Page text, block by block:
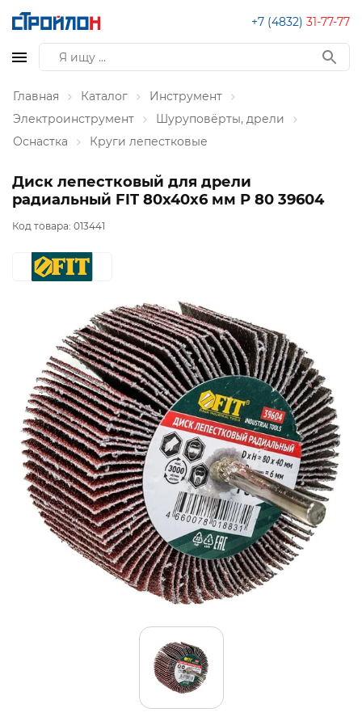
+7 (4832) 31-77-77
Главная Каталог
Инструмент
Электроинструмент
Шуруповёрты, дрели
Оснастка
Круги лепестковые
Диск лепестковый для дрели
радиальный FIT 80х40х6 мм Р 80 39604
Код товара: 013441